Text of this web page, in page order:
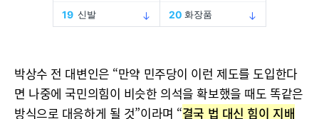
박상수 전 대변인은 “만약 민주당이 이런 제도를 도입한다
면 나중에 국민의힘이 비슷한 의석을 확보했을 때도 똑같은
방식으로 대응하게 될 것”이라며 “결국 법 대신 힘이 지배